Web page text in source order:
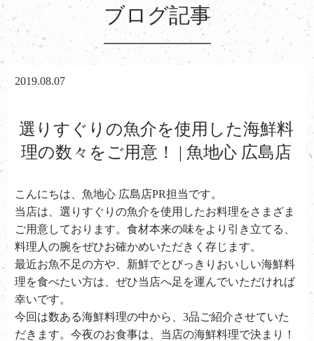
ブログ記事
2019.08.07
選りすぐりの魚介を使用した海鮮料
理の数々をご用意！ | 魚地心 広島店
こんにちは、魚地心 広島店PR担当です。
当店は、選りすぐりの魚介を使用したお料理をさまざま
ご用意しております。食材本来の味をより引き立てる、
料理人の腕をぜひお確かめいただきく存じます。
最近お魚不足の方や、新鮮でとびっきりおいしい海鮮料
理を食べたい方は、ぜひ当店へ足を運んでいただければ
幸いです。
今回は数ある海鮮料理の中から、3品ご紹介させていた
だきます。今夜のお食事は、当店の海鮮料理で決まり！